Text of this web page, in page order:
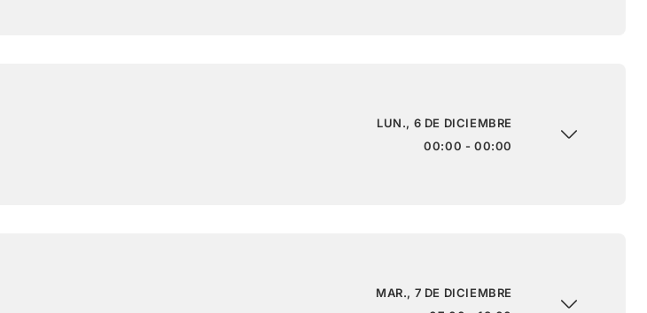
LUN., 6 DE DICIEMBRE
00:00 - 00:00
MAR., 7 DE DICIEMBRE